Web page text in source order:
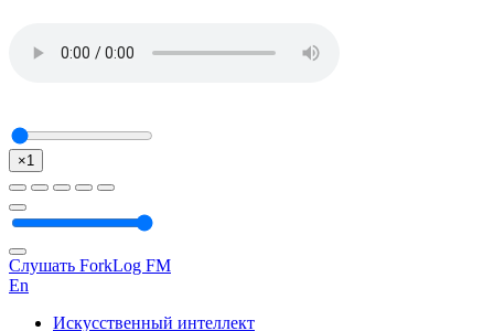
×1
Слушать ForkLog FM
En
Искусственный интеллект